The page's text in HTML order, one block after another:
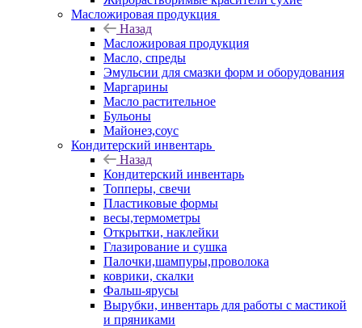
Масложировая продукция
Назад
Масложировая продукция
Масло, спреды
Эмульсии для смазки форм и оборудования
Маргарины
Масло растительное
Бульоны
Майонез,соус
Кондитерский инвентарь
Назад
Кондитерский инвентарь
Топперы, свечи
Пластиковые формы
весы,термометры
Открытки, наклейки
Глазирование и сушка
Палочки,шампуры,проволока
коврики, скалки
Фальш-ярусы
Вырубки, инвентарь для работы с мастикой
и пряниками